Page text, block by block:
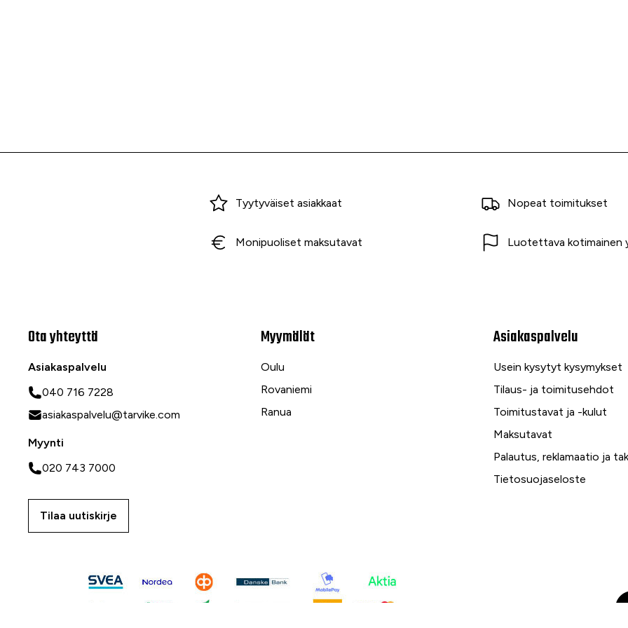
Tyytyväiset asiakkaat Nopeat toimitukset
Monipuoliset maksutavat Luotettava kotimainen
Ota yhteyttä
Asiakaspalvelu
040 716 7228
asiakaspalvelu@tarvike.com
Myynti
020 743 7000
Tilaa uutiskirje
Myymälät
Oulu
Rovaniemi
Ranua
Asiakaspalvelu
Usein kysytyt kysymykset
Tilaus- ja toimitusehdot
Toimitustavat ja -kulut
Maksutavat
Palautus, reklamaatio ja
Tietosuojaseloste